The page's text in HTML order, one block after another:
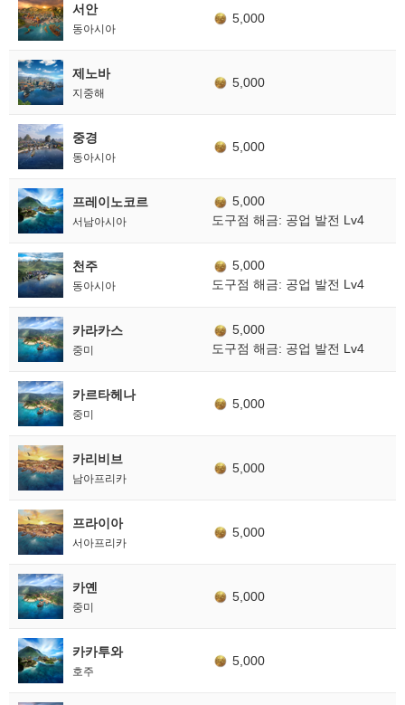
서안
동아시아
5,000
제노바
지중해
5,000
중경
동아시아
5,000
프레이노코르
서남아시아
5,000
도구점 해금: 공업 발전 Lv4
천주
동아시아
5,000
도구점 해금: 공업 발전 Lv4
카라카스
중미
5,000
도구점 해금: 공업 발전 Lv4
카르타헤나
중미
5,000
카리비브
남아프리카
5,000
프라이아
서아프리카
5,000
카옌
중미
5,000
카카투와
호주
5,000